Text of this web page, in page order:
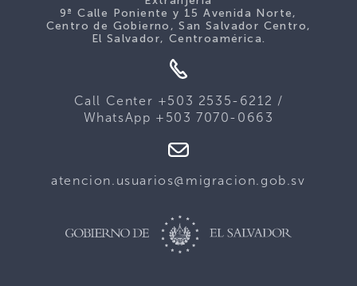
9ª Calle Poniente y 15 Avenida Norte,
Centro de Gobierno, San Salvador Centro,
El Salvador, Centroamérica.
Call Center +503 2535-6212 /
WhatsApp +503 7070-0663
atencion.usuarios@migracion.gob.sv